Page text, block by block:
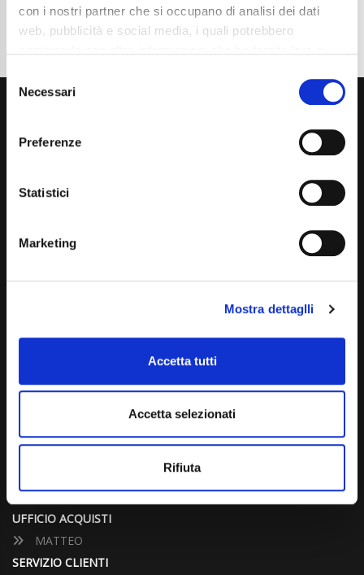
con i nostri partner che si occupano di analisi dei dati
web, pubblicità e social media, i quali potrebbero
mera chiusura del banner non comporta l’accettazione
tutti” o selezionando le diverse categorie di cookies
Consent
Selection
Necessari
Preferenze
Statistici
Marketing
Mostra dettaglli
Accetta tutti
Accetta selezionati
Rifiuta
Via Giuditta Pasta 2, Como (CO) 22100
(+39) 031 431 3066
UFFICIO VENDITE
ALESSANDRO
UFFICIO ACQUISTI
MATTEO
SERVIZIO CLIENTI